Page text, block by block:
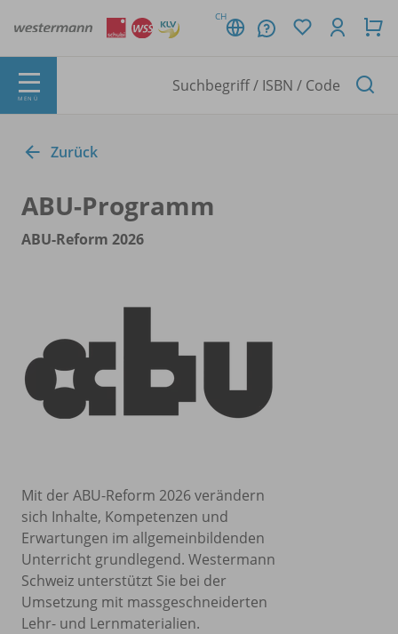
CH
MENÜ
Zurück
ABU-Programm
ABU-Reform 2026
Mit der ABU-Reform 2026 verändern
sich Inhalte, Kompetenzen und
Erwartungen im allgemeinbildenden
Unterricht grundlegend. Westermann
Schweiz unterstützt Sie bei der
Umsetzung mit massgeschneiderten
Lehr- und Lernmaterialien.